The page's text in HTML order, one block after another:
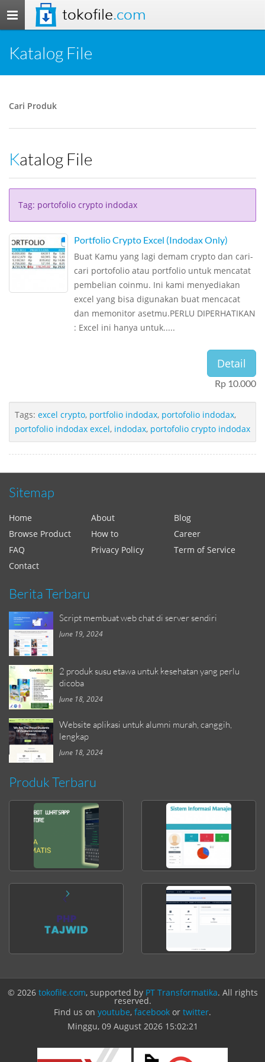
Toggle
navigation
tokofile.com
Katalog File
Cari Produk
Katalog File
Tag: portofolio crypto indodax
Portfolio Crypto Excel (Indodax Only)
Buat Kamu yang lagi demam crypto dan cari-
cari portofolio atau portfolio untuk mencatat
pembelian coinmu. Ini kami menyediakan
excel yang bisa digunakan buat mencacat
dan memonitor asetmu.PERLU DIPERHATIKAN
: Excel ini hanya untuk.....
Detail
Rp 10.000
Tags: excel crypto, portfolio indodax, portofolio indodax,
portofolio indodax excel, indodax, portofolio crypto indodax
Sitemap
Home About
Blog
Browse Product
How to
Career
FAQ
Privacy Policy
Term of Service
Contact
Berita Terbaru
Script membuat web chat di server sendiri
June 19, 2024
2 produk susu etawa untuk kesehatan yang perlu
dicoba
June 18, 2024
Website aplikasi untuk alumni murah, canggih,
lengkap
June 18, 2024
Produk Terbaru
© 2026 tokofile.com, supported by PT Transformatika. All rights
reserved.
Find us on youtube, facebook or twitter.
Minggu, 09 August 2026 15:02:21